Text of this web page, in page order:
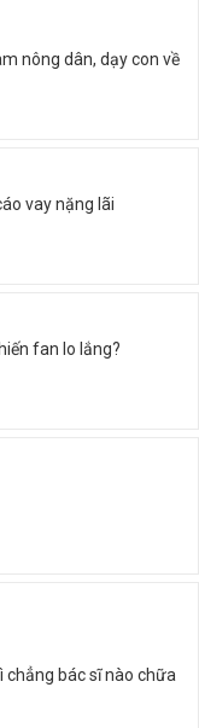
nông dân, dạy con về
vay nặng lãi
fan lo lắng?
chẳng bác sĩ nào chữa